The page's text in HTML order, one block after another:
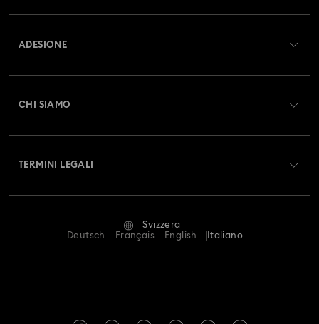
Resi & Cambi
Stato della riparazione
ADESIONE
CHI SIAMO
TERMINI LEGALI
Termini & Condizioni
Svizzera
Deutsch
Français English Italiano